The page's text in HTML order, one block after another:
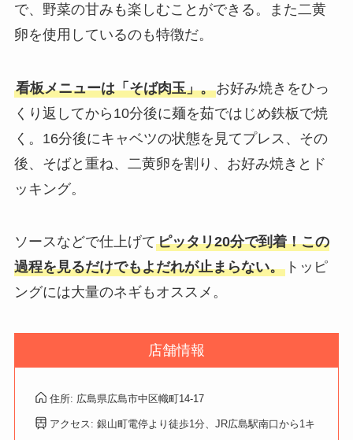
で、野菜の甘みも楽しむことができる。また二黄
卵を使用しているのも特徴だ。
看板メニューは「そば肉玉」。お好み焼きをひっ
くり返してから10分後に麺を茹ではじめ鉄板で焼
く。16分後にキャベツの状態を見てプレス、その
後、そばと重ね、二黄卵を割り、お好み焼きとド
ッキング。
ソースなどで仕上げてピッタリ20分で到着！この
過程を見るだけでもよだれが止まらない。トッピ
ングには大量のネギもオススメ。
店舗情報
住所: 広島県広島市中区幟町14-17
アクセス: 銀山町電停より徒歩1分、JR広島駅南口から1キ